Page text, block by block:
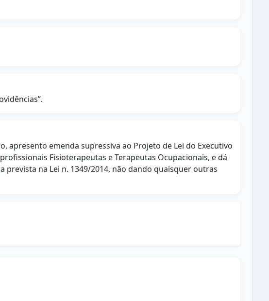
apresento emenda supressiva ao Projeto de Lei do Executivo
Fisioterapeutas e Terapeutas Ocupacionais, e dá
prevista na Lei n. 1349/2014, não dando quaisquer outras